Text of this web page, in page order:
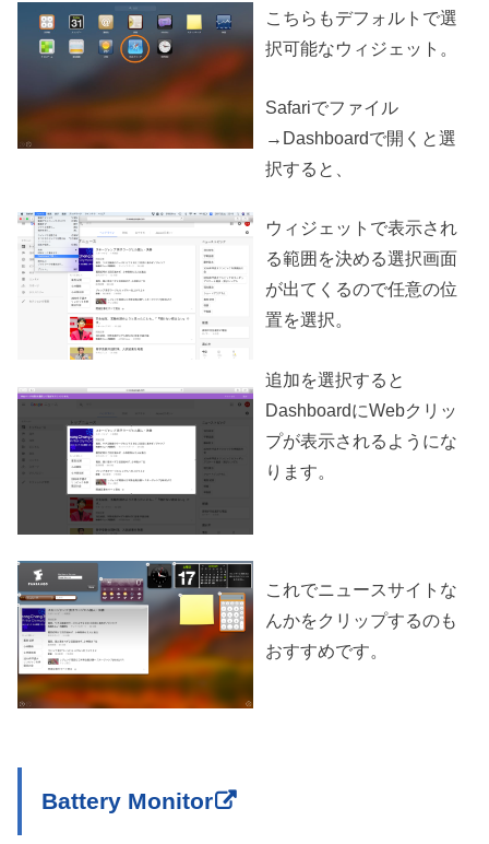
こちらもデフォルトで選
択可能なウィジェット。
Safariでファイル
→Dashboardで開くと選
択すると、
ウィジェットで表示され
る範囲を決める選択画面
が出てくるので任意の位
置を選択。
追加を選択すると
DashboardにWebクリッ
プが表示されるようにな
ります。
これでニュースサイトな
んかをクリップするのも
おすすめです。
Battery Monitor